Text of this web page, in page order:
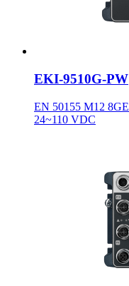
EKI-9510G-PW
EN 50155 M12
24~110 VDC